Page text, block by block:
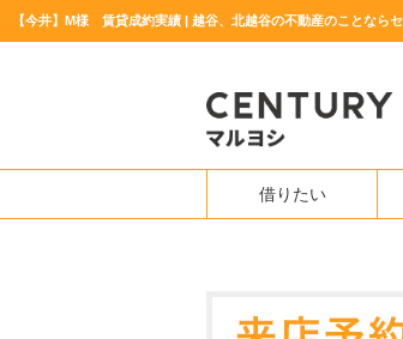
【今井】M様 賃貸成約実績 | 越谷、北越谷の不動産のことなら
借りたい